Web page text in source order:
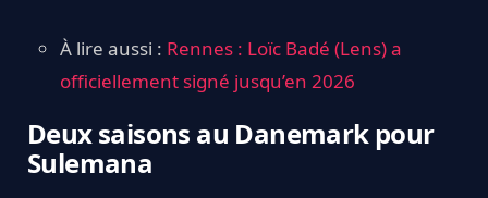
À lire aussi : Rennes : Loïc Badé (Lens) a
officiellement signé jusqu’en 2026
Deux saisons au Danemark pour
Sulemana